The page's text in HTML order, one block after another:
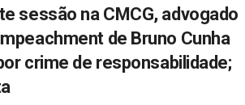
sessão na CMCG, advogado
de Bruno Cunha
crime de responsabilidade;